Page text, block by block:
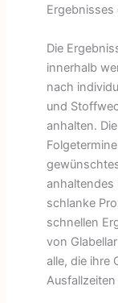
Die
innerhalb
nach
und
anhalten.
anhaltendes
schlanke
schnellen
von
alle, die ihre